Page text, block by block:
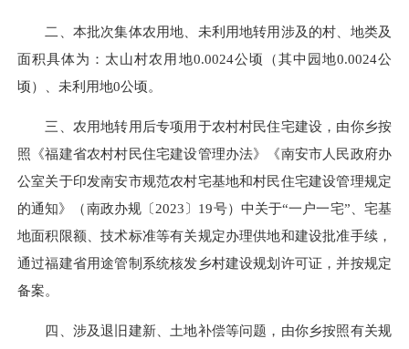
二、本批次集体农用地、未利用地转用涉及的村、地类及
面积具体为：太山村农用地0.0024公顷（其中园地0.0024公
顷）、未利用地0公顷。
三、农用地转用后专项用于农村村民住宅建设，由你乡按
照《福建省农村村民住宅建设管理办法》《南安市人民政府办
公室关于印发南安市规范农村宅基地和村民住宅建设管理规定
的通知》（南政办规〔2023〕19号）中关于“一户一宅”、宅基
地面积限额、技术标准等有关规定办理供地和建设批准手续，
通过福建省用途管制系统核发乡村建设规划许可证，并按规定
备案。
四、涉及退旧建新、土地补偿等问题，由你乡按照有关规